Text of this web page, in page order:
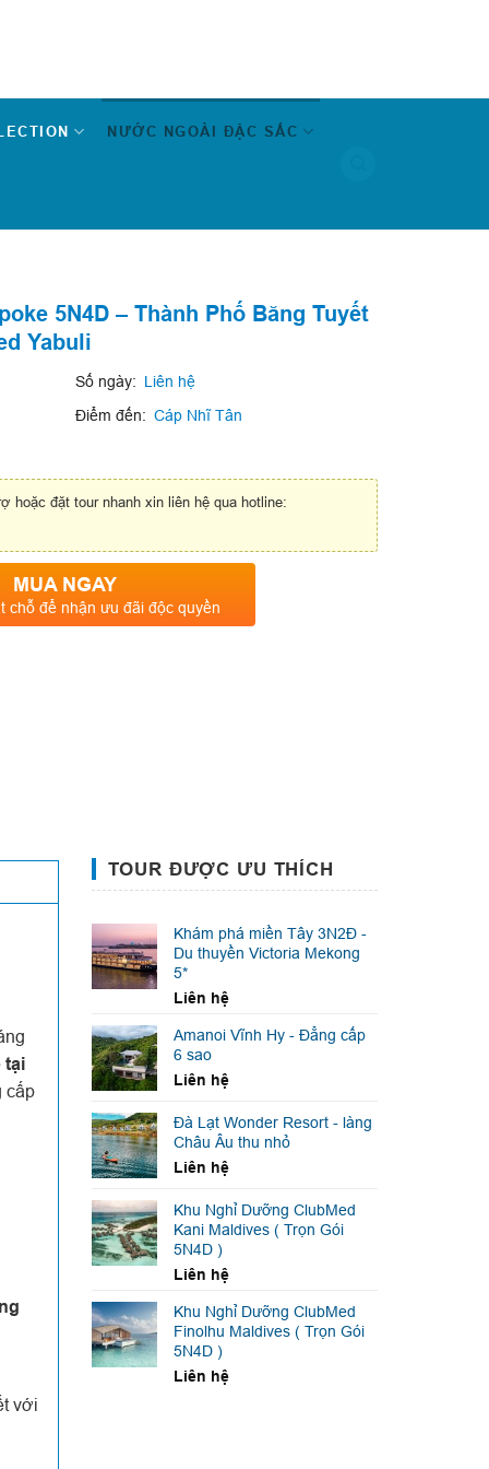
NƯỚC NGOÀI ĐẶC SẮC
5N4D – Thành Phố Băng Tuyết
Yabuli
Số ngày: Liên hệ
Điểm đến: Cáp Nhĩ Tân
hoặc đặt tour nhanh xin liên hệ qua hotline:
MUA NGAY
chỗ để nhận ưu đãi độc quyền
tại
cấp
với
TOUR ĐƯỢC ƯU THÍCH
Khám phá miền Tây 3N2Đ -
Du thuyền Victoria Mekong
5*
Liên hệ
Amanoi Vĩnh Hy - Đẳng cấp
6 sao
Liên hệ
Đà Lạt Wonder Resort - làng
Châu Âu thu nhỏ
Liên hệ
Khu Nghỉ Dưỡng ClubMed
Kani Maldives ( Trọn Gói
5N4D )
Liên hệ
Khu Nghỉ Dưỡng ClubMed
Finolhu Maldives ( Trọn Gói
5N4D )
Liên hệ